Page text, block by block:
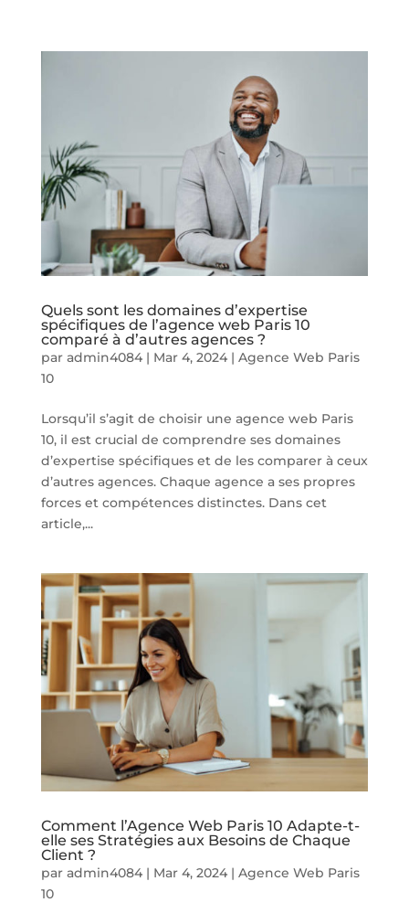
Quels sont les domaines d’expertise
spécifiques de l’agence web Paris 10
comparé à d’autres agences ?
par admin4084| Mar 4, 2024| Agence Web Paris
10
Lorsqu’il s’agit de choisir une agence web Paris
10, il est crucial de comprendre ses domaines
d’expertise spécifiques et de les comparer à ceux
d’autres agences. Chaque agence a ses propres
forces et compétences distinctes. Dans cet
article,...
Comment l’Agence Web Paris 10 Adapte-t-
elle ses Stratégies aux Besoins de Chaque
Client ?
par admin4084| Mar 4, 2024| Agence Web Paris
10